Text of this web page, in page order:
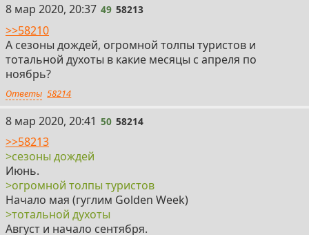
49
8 мар 2020, 20:37 49 58213
>>58210
А сезоны дождей, огромной толпы туристов и
тотальной духоты в какие месяцы с апреля по
ноябрь?
Ответы 58214
50
8 мар 2020, 20:41 50 58214
>>58213
>сезоны дождей
Июнь.
>огромной толпы туристов
Начало мая (гуглим Golden Week)
>тотальной духоты
Август и начало сентября.